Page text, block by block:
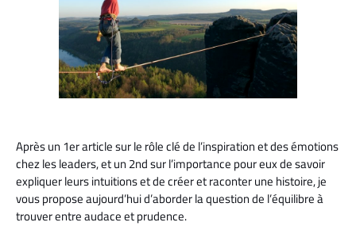
Après un 1er article sur le rôle clé de l’inspiration et des émotions
chez les leaders, et un 2nd sur l’importance pour eux de savoir
expliquer leurs intuitions et de créer et raconter une histoire, je
vous propose aujourd’hui d’aborder la question de l’équilibre à
trouver entre audace et prudence.